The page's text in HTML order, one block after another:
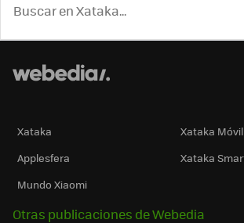
Xataka
Xataka Móvil
Applesfera
Xataka
Mundo Xiaomi
Otras publicaciones de Webedia